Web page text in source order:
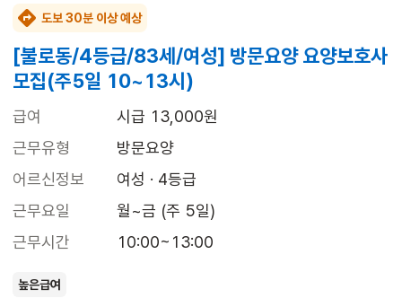
도보 30분 이상 예상
[불로동/4등급/83세/여성] 방문요양 요양보호사
모집(주5일 10~13시)
급여
시급 13,000원
근무유형
방문요양
어르신정보
여성 · 4등급
근무요일
월~금 (주 5일)
근무시간
10:00~13:00
높은급여